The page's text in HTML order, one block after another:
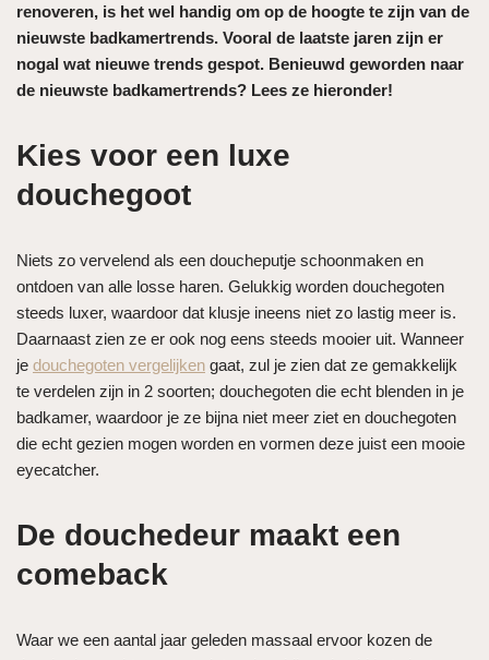
renoveren, is het wel handig om op de hoogte te zijn van de
nieuwste badkamertrends. Vooral de laatste jaren zijn er
nogal wat nieuwe trends gespot. Benieuwd geworden naar
de nieuwste badkamertrends? Lees ze hieronder!
Kies voor een luxe
douchegoot
Niets zo vervelend als een doucheputje schoonmaken en
ontdoen van alle losse haren. Gelukkig worden douchegoten
steeds luxer, waardoor dat klusje ineens niet zo lastig meer is.
Daarnaast zien ze er ook nog eens steeds mooier uit. Wanneer
je douchegoten vergelijken gaat, zul je zien dat ze gemakkelijk
te verdelen zijn in 2 soorten; douchegoten die echt blenden in je
badkamer, waardoor je ze bijna niet meer ziet en douchegoten
die echt gezien mogen worden en vormen deze juist een mooie
eyecatcher.
De douchedeur maakt een
comeback
Waar we een aantal jaar geleden massaal ervoor kozen de